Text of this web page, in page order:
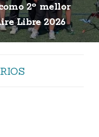
2º mellor
Libre 2026